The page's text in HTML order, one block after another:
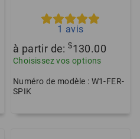
1 avis
à partir de:$130.00
Choisissez vos options
Numéro de modèle : W1-FER-
SPIK